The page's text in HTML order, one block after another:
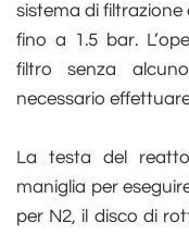
sistema di
fino a 1.5 bar.
filtro senza
necessario
La testa del
maniglia per
per N2, il disco di